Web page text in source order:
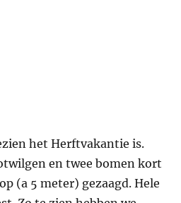
het Herftvakantie is.
en twee bomen kort
(a 5 meter) gezaagd. Hele